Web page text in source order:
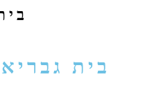
בית